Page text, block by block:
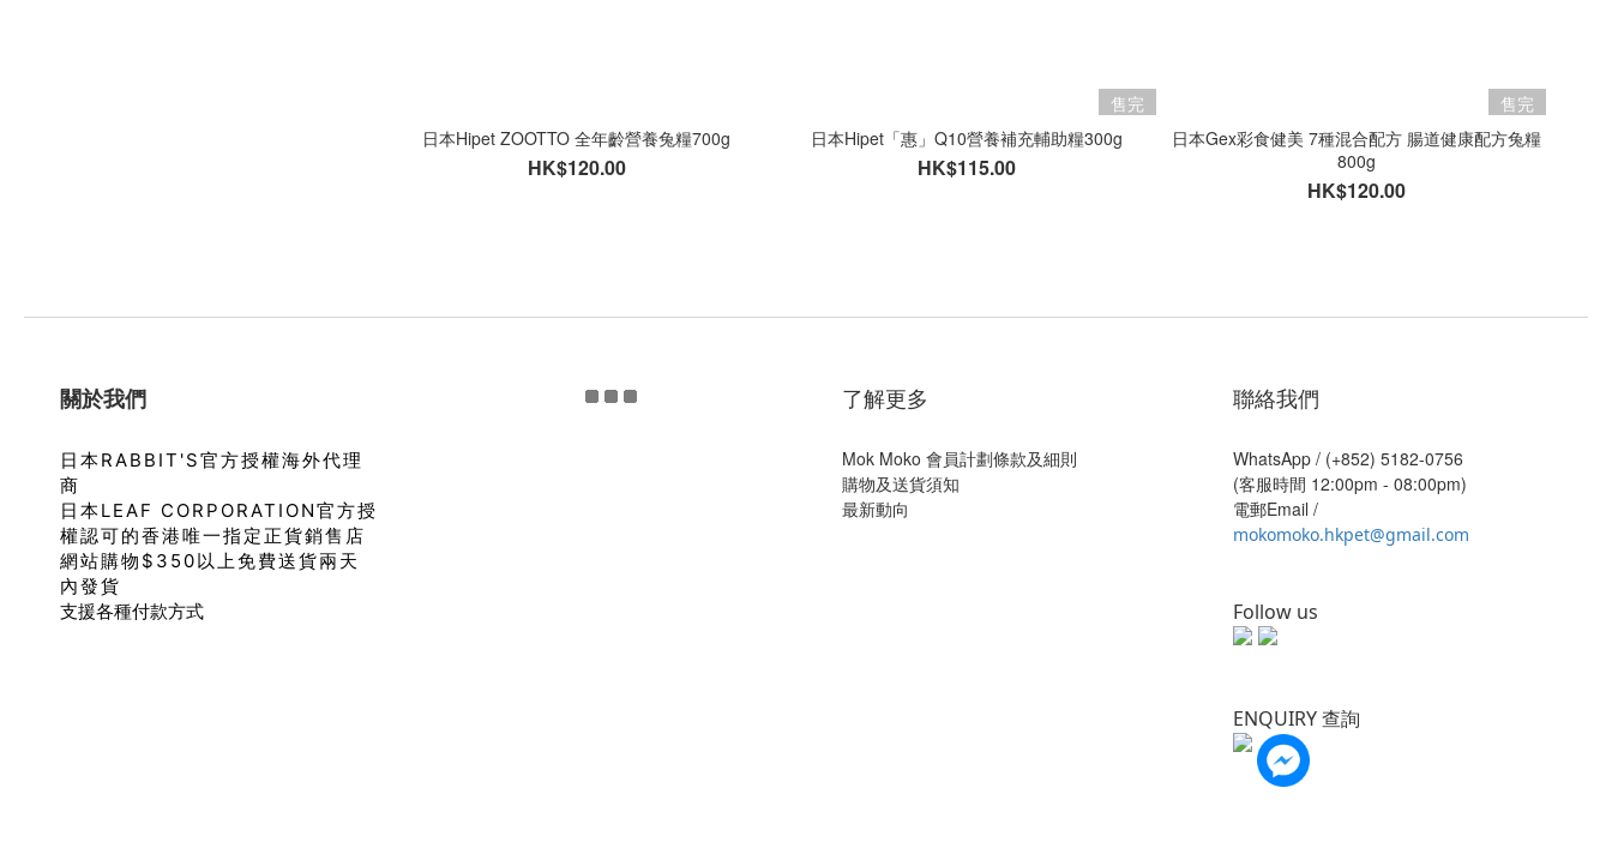
日本Hipet ZOOTTO 全年齡營養兔糧700g
HK$120.00
售完
日本Hipet「惠」Q10營養補充輔助糧300g
HK$115.00
售完
日本Gex彩食健美 7種混合配方 腸道健康配方兔糧
800g
HK$120.00
關於我們
日本RABBIT'S官方授權海外代理
商
日本LEAF CORPORATION官方授
權認可的香港唯一指定正貨銷售店
網站購物$350以上免費送貨兩天
內發貨
支援各種付款方式
了解更多
Mok Moko 會員計劃條款及細則
購物及送貨須知
最新動向
聯絡我們
WhatsApp / (+852) 5182-0756
(客服時間 12:00pm - 08:00pm)
電郵Email /
mokomoko.hkpet@gmail.com
Follow us
ENQUIRY 查詢